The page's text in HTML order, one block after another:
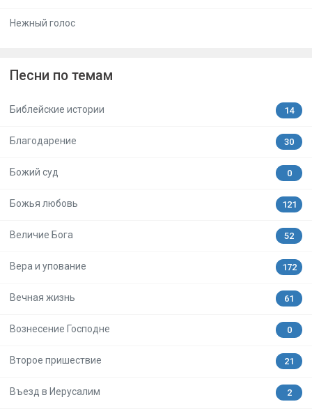
Нежный голос
Песни по темам
Библейские истории 14
Благодарение 30
Божий суд 0
Божья любовь 121
Величие Бога 52
Вера и упование 172
Вечная жизнь 61
Вознесение Господне 0
Второе пришествие 21
Въезд в Иерусалим 2